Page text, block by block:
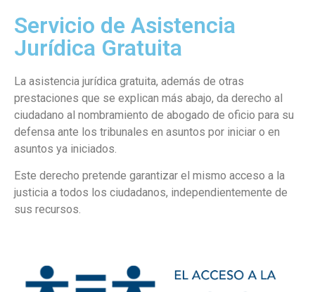
Servicio de Asistencia
Jurídica Gratuita
La asistencia jurídica gratuita, además de otras
prestaciones que se explican más abajo, da derecho al
ciudadano al nombramiento de abogado de oficio para su
defensa ante los tribunales en asuntos por iniciar o en
asuntos ya iniciados.
Este derecho pretende garantizar el mismo acceso a la
justicia a todos los ciudadanos, independientemente de
sus recursos.